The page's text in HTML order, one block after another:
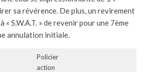
sa révérence. De plus, un revirement
« S.W.A.T. » de revenir pour une 7ème
annulation initiale.
Policier
action